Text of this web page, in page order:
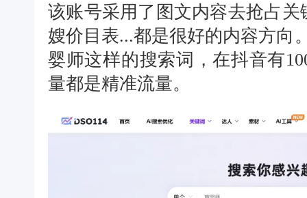
该账号采用了图文内容去抢占
嫂价目表...都是很好的内容方向
婴师这样的搜索词，在抖音有
量都是精准流量。